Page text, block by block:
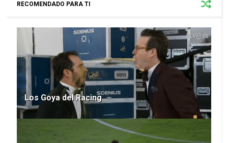
RECOMENDADO PARA TI
Los Goya del Racing